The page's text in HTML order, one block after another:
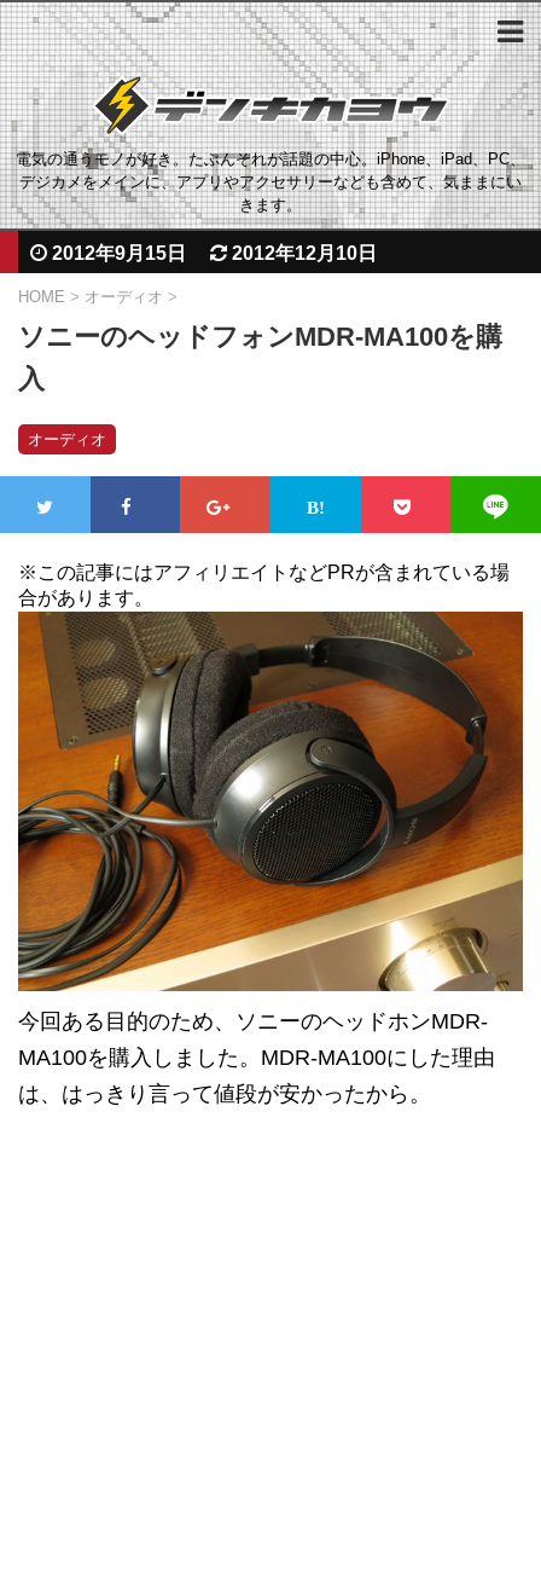
電気の通うモノが好き。たぶんそれが話題の中心。iPhone、iPad、PC、
デジカメをメインに、アプリやアクセサリーなども含めて、気ままにい
きます。
2012年9月15日 2012年12月10日
HOME > オーディオ >
ソニーのヘッドフォンMDR-MA100を購
入
オーディオ
※この記事にはアフィリエイトなどPRが含まれている場
合があります。
今回ある目的のため、ソニーのヘッドホンMDR-
MA100を購入しました。MDR-MA100にした理由
は、はっきり言って値段が安かったから。